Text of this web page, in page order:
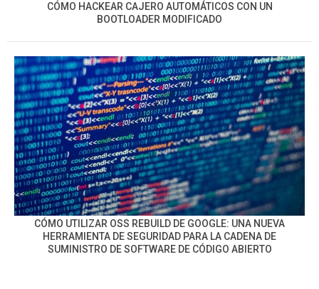
CÓMO HACKEAR CAJERO AUTOMÁTICOS CON UN
BOOTLOADER MODIFICADO
CÓMO UTILIZAR OSS REBUILD DE GOOGLE: UNA NUEVA
HERRAMIENTA DE SEGURIDAD PARA LA CADENA DE
SUMINISTRO DE SOFTWARE DE CÓDIGO ABIERTO